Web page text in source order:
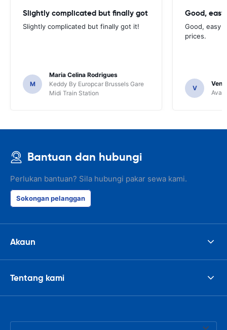
Slightly complicated but finally got
Slightly complicated but finally got it!
M
Maria Celina Rodrigues
Keddy By Europcar Brussels Gare
Midi Train Station
Good,
Good, easy
prices.
V
Bantuan dan hubungi
Perlukan bantuan? Sila hubungi pakar sewa kami.
Sokongan pelanggan
Akaun
Tentang kami